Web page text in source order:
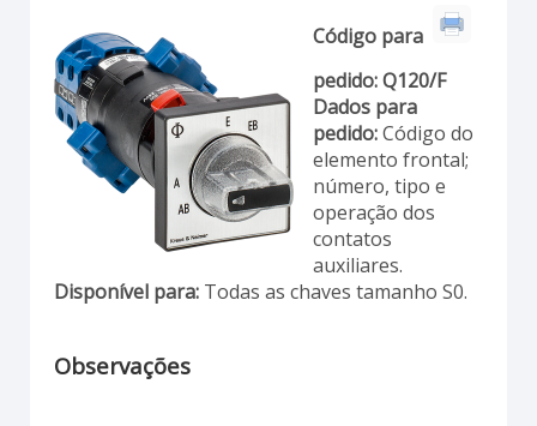
Código para
pedido:Q120/F
Dados para
pedido:Código do
elemento frontal;
número, tipo e
operação dos
contatos
auxiliares.
Disponível para: Todas as chaves tamanho S0.
Observações